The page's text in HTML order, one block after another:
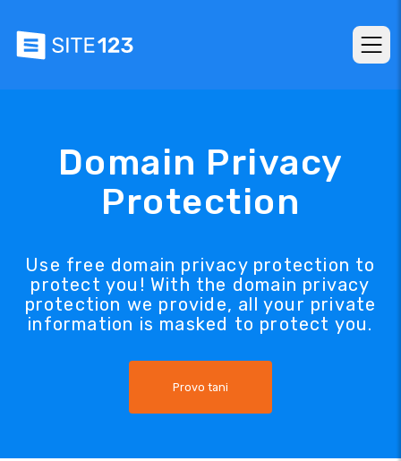
Domain Privacy
Protection
Use free domain privacy protection to
protect you! With the domain privacy
protection we provide, all your private
information is masked to protect you.
Provo tani